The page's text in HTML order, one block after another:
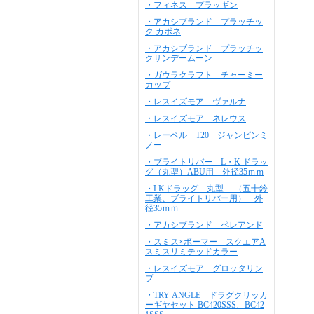
・フィネス プラッギン
・アカシブランド プラッチッ
ク カポネ
・アカシブランド プラッチッ
クサンデームーン
・ガウラクラフト チャーミー
カップ
・レスイズモア ヴァルナ
・レスイズモア ネレウス
・レーベル T20 ジャンピンミ
ノー
・ブライトリバー L・K ドラッ
グ（丸型）ABU用 外径35ｍｍ
・LKドラッグ 丸型 （五十鈴
工業、ブライトリバー用） 外
径35ｍｍ
・アカシブランド ペレアンド
・スミス×ボーマー スクエアA
スミスリミテッドカラー
・レスイズモア グロッタリン
プ
・TRY-ANGLE ドラグクリッカ
ーギヤセット BC420SSS、BC42